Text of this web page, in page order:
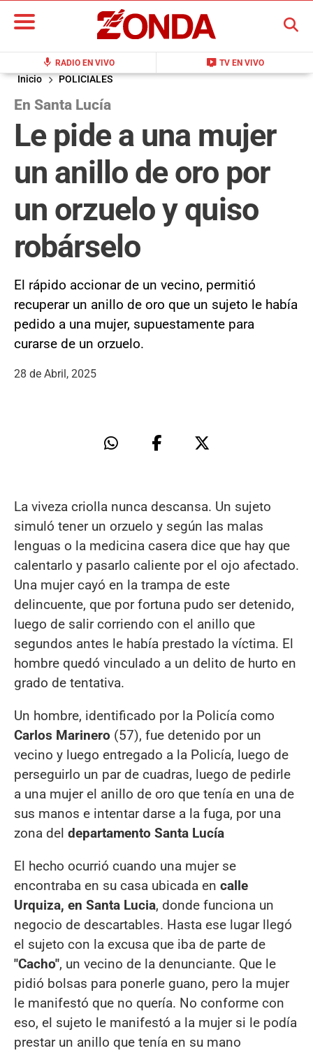
mic RADIO EN VIVO live_tv TV EN VIVO
BUSCAR
Inicio POLICIALES
En Santa Lucía
Le pide a una mujer
un anillo de oro por
un orzuelo y quiso
robárselo
El rápido accionar de un vecino, permitió
recuperar un anillo de oro que un sujeto le había
pedido a una mujer, supuestamente para
curarse de un orzuelo.
28 de Abril, 2025
La viveza criolla nunca descansa. Un sujeto
simuló tener un orzuelo y según las malas
lenguas o la medicina casera dice que hay que
calentarlo y pasarlo caliente por el ojo afectado.
Una mujer cayó en la trampa de este
delincuente, que por fortuna pudo ser detenido,
luego de salir corriendo con el anillo que
segundos antes le había prestado la víctima. El
hombre quedó vinculado a un delito de hurto en
grado de tentativa.
Un hombre, identificado por la Policía como
Carlos Marinero (57), fue detenido por un
vecino y luego entregado a la Policía, luego de
perseguirlo un par de cuadras, luego de pedirle
a una mujer el anillo de oro que tenía en una de
sus manos e intentar darse a la fuga, por una
zona del departamento Santa Lucía
El hecho ocurrió cuando una mujer se
encontraba en su casa ubicada en calle
Urquiza, en Santa Lucia, donde funciona un
negocio de descartables. Hasta ese lugar llegó
el sujeto con la excusa que iba de parte de
"Cacho", un vecino de la denunciante. Que le
pidió bolsas para ponerle guano, pero la mujer
le manifestó que no quería. No conforme con
eso, el sujeto le manifestó a la mujer si le podía
prestar un anillo que tenía en su mano